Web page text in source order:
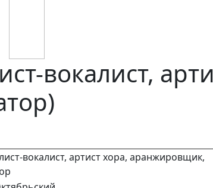
вокалист,
вокалист, артист хора, аранжировщик,